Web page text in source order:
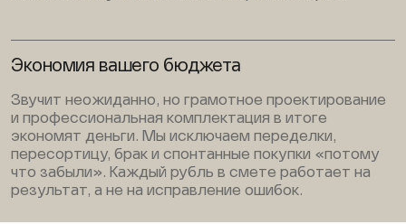
Экономия вашего бюджета
Звучит неожиданно, но грамотное проектирование
и профессиональная комплектация в итоге
экономят деньги. Мы исключаем переделки,
пересортицу, брак и спонтанные покупки «потому
что забыли». Каждый рубль в смете работает на
результат, а не на исправление ошибок.